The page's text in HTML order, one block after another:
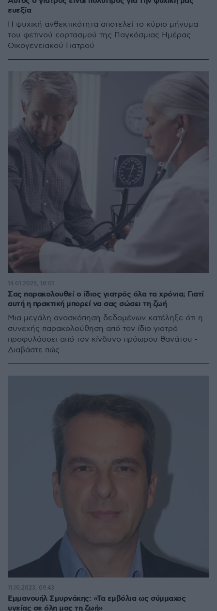
ευεξία
Η ψυχική ανθεκτικότητα αποτελεί το κύριο μήνυμα
του φετινού εορτασμού της Παγκόσμιας Ημέρας
Οικογενειακού Γιατρού
Σας παρακολουθεί ο ίδιος γιατρός όλα τα χρόνια; Γιατί
αυτή η πρακτική μπορεί να σας σώσει τη ζωή
Μια μεγάλη ανασκόπηση δεδομένων κατέληξε ότι η
συνεχής παρακολούθηση από τον ίδιο γιατρό
προφυλάσσει από τον κίνδυνο πρόωρου θανάτου -
Διαβάστε πώς
14.01.2025, 18:01
Εμμανουήλ Σμυρνάκης: «Τα εμβόλια ως σύμμαχος
υγείας σε όλη μας τη ζωή»
11.10.2023, 09:43